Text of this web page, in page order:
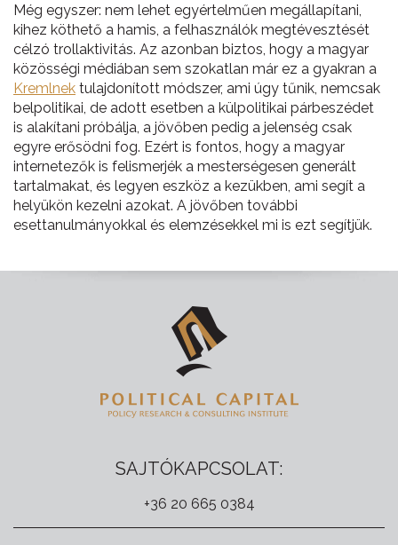
Még egyszer: nem lehet egyértelműen megállapítani,
kihez köthető a hamis, a felhasználók megtévesztését
célzó trollaktivitás. Az azonban biztos, hogy a magyar
közösségi médiában sem szokatlan már ez a gyakran a
Kremlnek tulajdonított módszer, ami úgy tűnik, nemcsak
belpolitikai, de adott esetben a külpolitikai párbeszédet
is alakítani próbálja, a jövőben pedig a jelenség csak
egyre erősödni fog. Ezért is fontos, hogy a magyar
internetezők is felismerjék a mesterségesen generált
tartalmakat, és legyen eszköz a kezükben, ami segít a
helyükön kezelni azokat. A jövőben további
esettanulmányokkal és elemzésekkel mi is ezt segítjük.
SAJTÓKAPCSOLAT:
+36 20 665 0384